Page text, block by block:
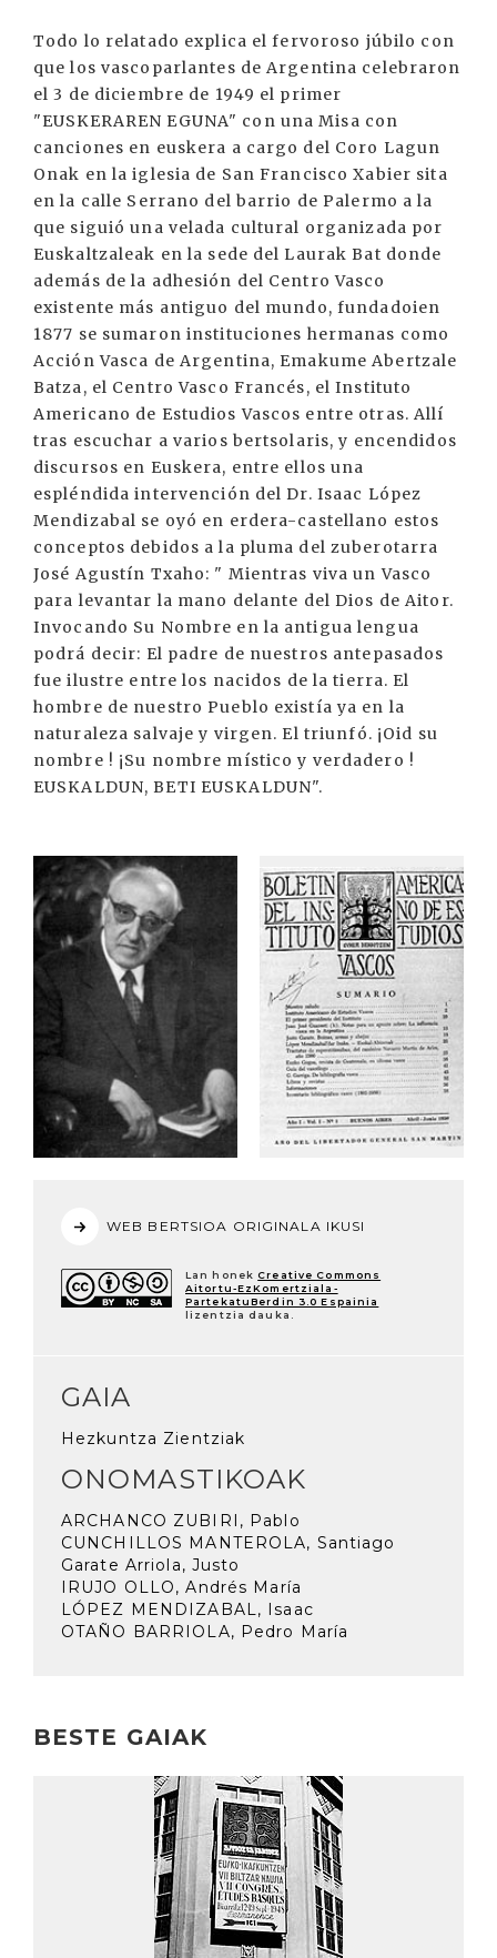
Todo lo relatado explica el fervoroso júbilo con
que los vascoparlantes de Argentina celebraron
el 3 de diciembre de 1949 el primer
"EUSKERAREN EGUNA" con una Misa con
canciones en euskera a cargo del Coro Lagun
Onak en la iglesia de San Francisco Xabier sita
en la calle Serrano del barrio de Palermo a la
que siguió una velada cultural organizada por
Euskaltzaleak en la sede del Laurak Bat donde
además de la adhesión del Centro Vasco
existente más antiguo del mundo, fundadoien
1877 se sumaron instituciones hermanas como
Acción Vasca de Argentina, Emakume Abertzale
Batza, el Centro Vasco Francés, el Instituto
Americano de Estudios Vascos entre otras. Allí
tras escuchar a varios bertsolaris, y encendidos
discursos en Euskera, entre ellos una
espléndida intervención del Dr. Isaac López
Mendizabal se oyó en erdera-castellano estos
conceptos debidos a la pluma del zuberotarra
José Agustín Txaho: " Mientras viva un Vasco
para levantar la mano delante del Dios de Aitor.
Invocando Su Nombre en la antigua lengua
podrá decir: El padre de nuestros antepasados
fue ilustre entre los nacidos de la tierra. El
hombre de nuestro Pueblo existía ya en la
naturaleza salvaje y virgen. El triunfó. ¡Oid su
nombre ! ¡Su nombre místico y verdadero !
EUSKALDUN, BETI EUSKALDUN".
WEB BERTSIOA ORIGINALA IKUSI
Lan honek Creative Commons
Aitortu-EzKomertziala-
PartekatuBerdin 3.0 Espainia
lizentzia dauka.
GAIA
Hezkuntza Zientziak
ONOMASTIKOAK
ARCHANCO ZUBIRI, Pablo
CUNCHILLOS MANTEROLA, Santiago
Garate Arriola, Justo
IRUJO OLLO, Andrés María
LÓPEZ MENDIZABAL, Isaac
OTAÑO BARRIOLA, Pedro María
BESTE GAIAK